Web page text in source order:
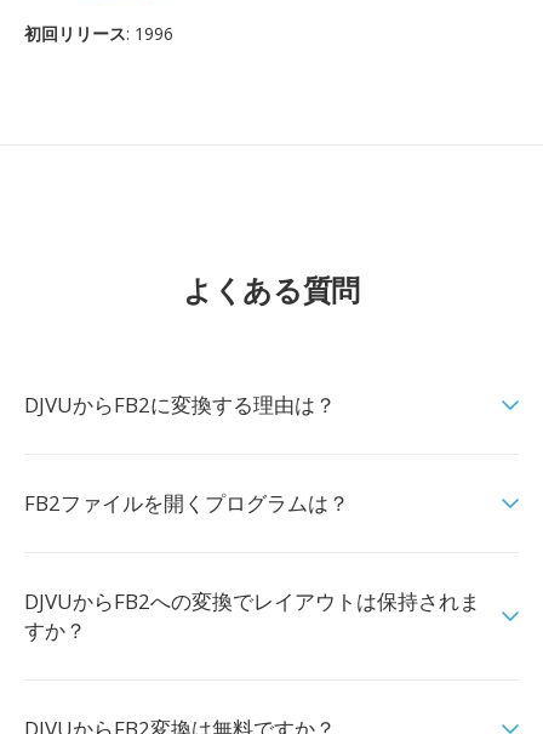
初回リリース: 1996
よくある質問
DJVUからFB2に変換する理由は？
FB2ファイルを開くプログラムは？
DJVUからFB2への変換でレイアウトは保持されま
すか？